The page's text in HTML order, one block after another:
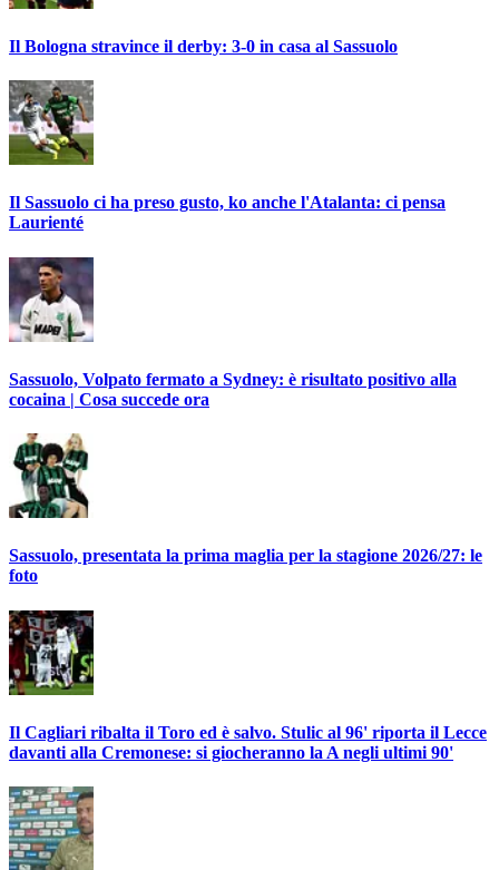
Il Bologna stravince il derby: 3-0 in casa al Sassuolo
Il Sassuolo ci ha preso gusto, ko anche l'Atalanta: ci pensa
Laurienté
Sassuolo, Volpato fermato a Sydney: è risultato positivo alla
cocaina | Cosa succede ora
Sassuolo, presentata la prima maglia per la stagione 2026/27: le
foto
Il Cagliari ribalta il Toro ed è salvo. Stulic al 96' riporta il Lecce
davanti alla Cremonese: si giocheranno la A negli ultimi 90'